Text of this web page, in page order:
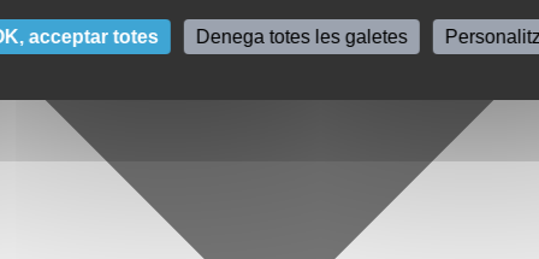
acceptar totes Denega totes les galetes